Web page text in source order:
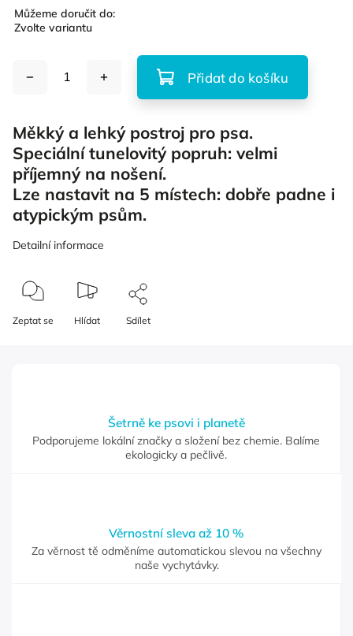
Můžeme doručit do:
Zvolte variantu
Přidat do košíku
Měkký a lehký postroj pro psa.
Speciální tunelovitý popruh: velmi
příjemný na nošení.
Lze nastavit na 5 místech: dobře padne i
atypickým psům.
Detailní informace
Zeptat se Hlídat Sdílet
Šetrně ke psovi i planetě
Podporujeme lokální značky a složení bez chemie. Balíme
ekologicky a pečlivě.
Věrnostní sleva až 10 %
Za věrnost tě odměníme automatickou slevou na všechny
naše vychytávky.